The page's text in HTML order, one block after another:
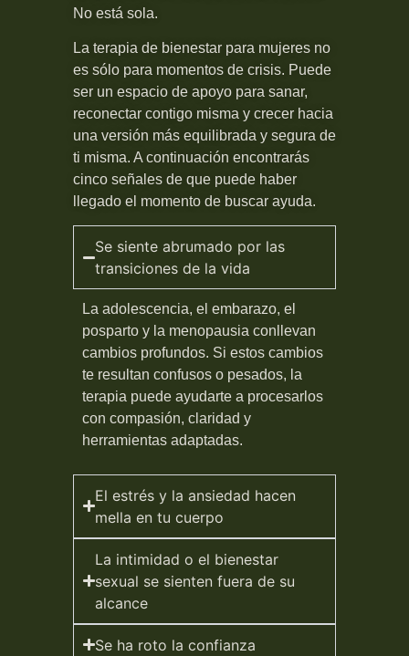
No está sola.
La terapia de bienestar para mujeres no
es sólo para momentos de crisis. Puede
ser un espacio de apoyo para sanar,
reconectar contigo misma y crecer hacia
una versión más equilibrada y segura de
ti misma. A continuación encontrarás
cinco señales de que puede haber
llegado el momento de buscar ayuda.
Se siente abrumado por las
transiciones de la vida
La adolescencia, el embarazo, el
posparto y la menopausia conllevan
cambios profundos. Si estos cambios
te resultan confusos o pesados, la
terapia puede ayudarte a procesarlos
con compasión, claridad y
herramientas adaptadas.
El estrés y la ansiedad hacen
mella en tu cuerpo
La intimidad o el bienestar
sexual se sienten fuera de su
alcance
Se ha roto la confianza